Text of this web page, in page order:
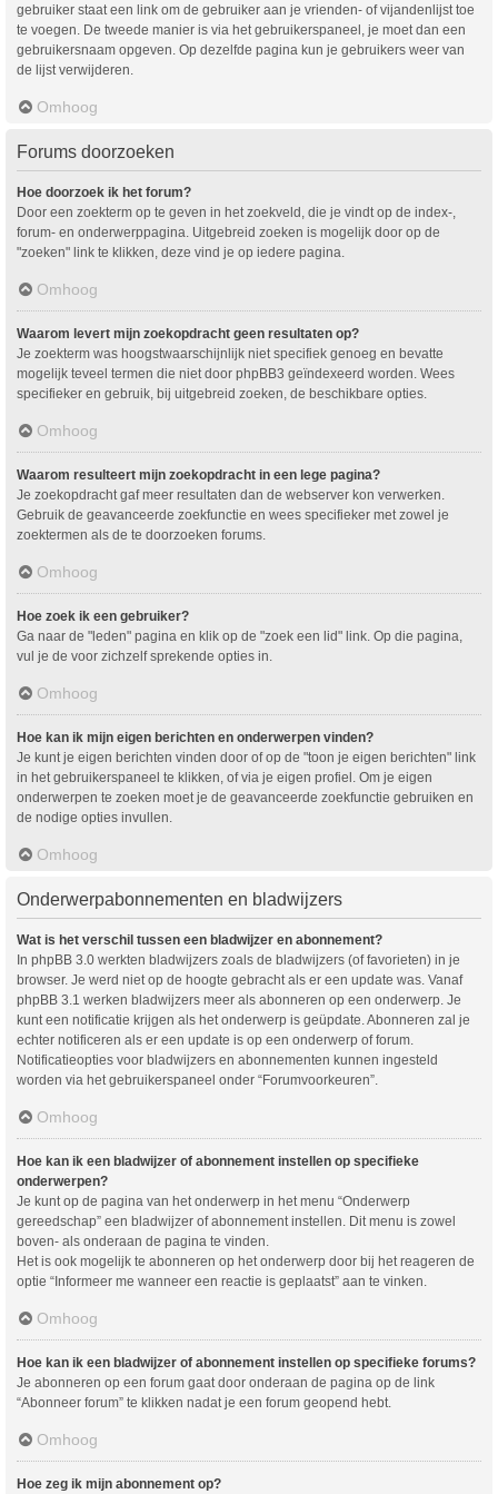
gebruiker staat een link om de gebruiker aan je vrienden- of vijandenlijst toe
te voegen. De tweede manier is via het gebruikerspaneel, je moet dan een
gebruikersnaam opgeven. Op dezelfde pagina kun je gebruikers weer van
de lijst verwijderen.
Omhoog
Forums doorzoeken
Hoe doorzoek ik het forum?
Door een zoekterm op te geven in het zoekveld, die je vindt op de index-,
forum- en onderwerppagina. Uitgebreid zoeken is mogelijk door op de
"zoeken" link te klikken, deze vind je op iedere pagina.
Omhoog
Waarom levert mijn zoekopdracht geen resultaten op?
Je zoekterm was hoogstwaarschijnlijk niet specifiek genoeg en bevatte
mogelijk teveel termen die niet door phpBB3 geïndexeerd worden. Wees
specifieker en gebruik, bij uitgebreid zoeken, de beschikbare opties.
Omhoog
Waarom resulteert mijn zoekopdracht in een lege pagina?
Je zoekopdracht gaf meer resultaten dan de webserver kon verwerken.
Gebruik de geavanceerde zoekfunctie en wees specifieker met zowel je
zoektermen als de te doorzoeken forums.
Omhoog
Hoe zoek ik een gebruiker?
Ga naar de "leden" pagina en klik op de "zoek een lid" link. Op die pagina,
vul je de voor zichzelf sprekende opties in.
Omhoog
Hoe kan ik mijn eigen berichten en onderwerpen vinden?
Je kunt je eigen berichten vinden door of op de "toon je eigen berichten" link
in het gebruikerspaneel te klikken, of via je eigen profiel. Om je eigen
onderwerpen te zoeken moet je de geavanceerde zoekfunctie gebruiken en
de nodige opties invullen.
Omhoog
Onderwerpabonnementen en bladwijzers
Wat is het verschil tussen een bladwijzer en abonnement?
In phpBB 3.0 werkten bladwijzers zoals de bladwijzers (of favorieten) in je
browser. Je werd niet op de hoogte gebracht als er een update was. Vanaf
phpBB 3.1 werken bladwijzers meer als abonneren op een onderwerp. Je
kunt een notificatie krijgen als het onderwerp is geüpdate. Abonneren zal je
echter notificeren als er een update is op een onderwerp of forum.
Notificatieopties voor bladwijzers en abonnementen kunnen ingesteld
worden via het gebruikerspaneel onder “Forumvoorkeuren”.
Omhoog
Hoe kan ik een bladwijzer of abonnement instellen op specifieke
onderwerpen?
Je kunt op de pagina van het onderwerp in het menu “Onderwerp
gereedschap” een bladwijzer of abonnement instellen. Dit menu is zowel
boven- als onderaan de pagina te vinden.
Het is ook mogelijk te abonneren op het onderwerp door bij het reageren de
optie “Informeer me wanneer een reactie is geplaatst” aan te vinken.
Omhoog
Hoe kan ik een bladwijzer of abonnement instellen op specifieke forums?
Je abonneren op een forum gaat door onderaan de pagina op de link
“Abonneer forum” te klikken nadat je een forum geopend hebt.
Omhoog
Hoe zeg ik mijn abonnement op?